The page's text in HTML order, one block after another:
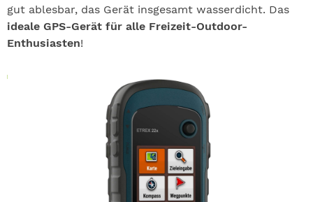
gut ablesbar, das Gerät insgesamt wasserdicht. Das
ideale GPS-Gerät für alle Freizeit-Outdoor-
Enthusiasten!